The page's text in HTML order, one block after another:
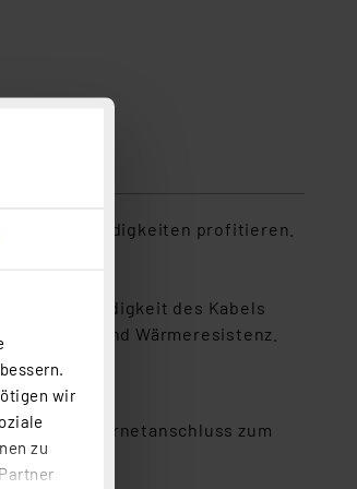
wir
zu
profitieren.
die Beständigkeit des Kabels
und Wärmeresistenz.
von Internetanschluss zum